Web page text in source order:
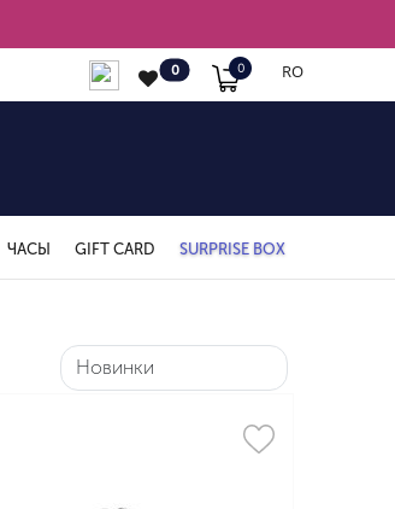
RO
0 0
ЧАСЫ GIFT CARD SURPRISE BOX